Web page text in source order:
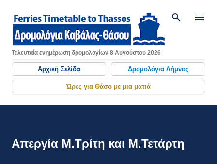
Μετάβαση στο κύριο περιεχόμενο
Τελευταία ενημέρωση δρομολογίων 8 Αυγούστου 2026
Αρχική Σελίδα Δρομολόγια Λήμνος
Ώρες για Θάσο με μια ματιά
Απεργία Μ.Τρίτη και Μ.Τετάρτη